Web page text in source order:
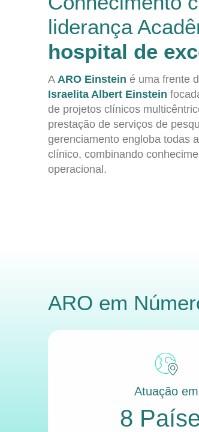
liderança
hospital de
A ARO Einstein é uma frente
Israelita Albert Einstein
de projetos clínicos
prestação de serviços de
gerenciamento engloba todas
clínico, combinando
operacional.
ARO em
Atuação em
8